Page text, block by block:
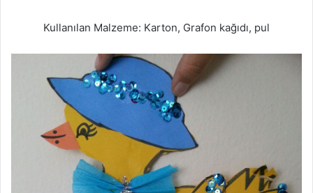
Kullanılan Malzeme: Karton, Grafon kağıdı, pul